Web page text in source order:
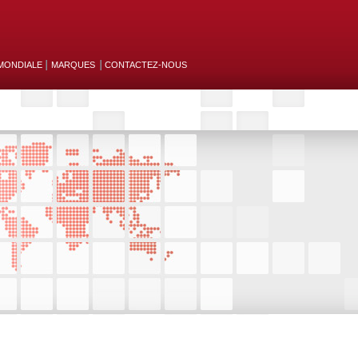
MARQUES CONTACTEZ-NOUS